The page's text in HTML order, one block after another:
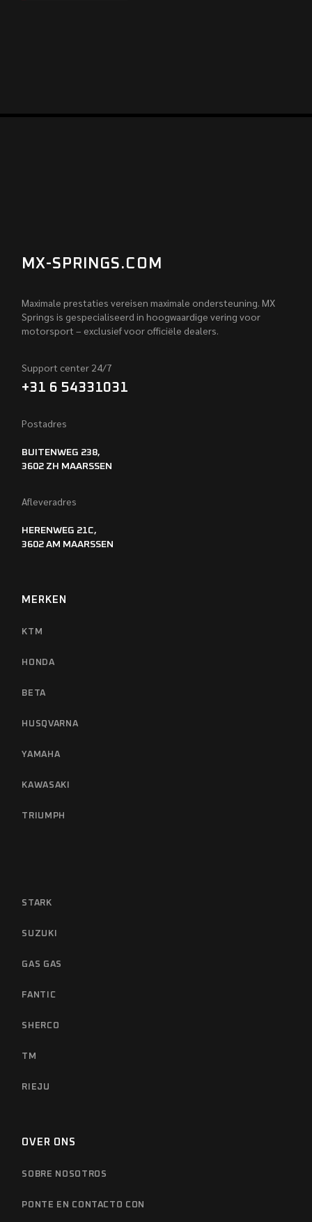
MX-SPRINGS.COM
Maximale prestaties vereisen maximale ondersteuning. MX
Springs is gespecialiseerd in hoogwaardige vering voor
motorsport – exclusief voor officiële dealers.
Support center 24/7
+31 6 54331031
Postadres
BUITENWEG 238,
3602 ZH MAARSSEN
Afleveradres
HERENWEG 21C,
3602 AM MAARSSEN
MERKEN
KTM
HONDA
BETA
HUSQVARNA
YAMAHA
KAWASAKI
TRIUMPH
STARK
SUZUKI
GAS GAS
FANTIC
SHERCO
TM
RIEJU
OVER ONS
SOBRE NOSOTROS
PONTE EN CONTACTO CON